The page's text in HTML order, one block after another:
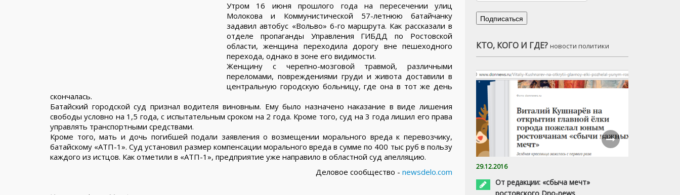
Утром 16 июня прошлого года на пересечении улиц
Молокова и Коммунистической 57-летнюю батайчанку
задавил автобус «Вольво» 6-го маршрута. Как рассказали в
отделе пропаганды Управления ГИБДД по Ростовской
области, женщина переходила дорогу вне пешеходного
перехода, однако в зоне его видимости.
Женщину с черепно-мозговой травмой, различными
переломами, повреждениями груди и живота доставили в
центральную городскую больницу, где она в тот же день
скончалась.
Батайский городской суд признал водителя виновным. Ему было назначено наказание в виде лишения
свободы условно на 1,5 года, с испытательным сроком на 2 года. Кроме того, суд на 3 года лишил его права
управлять транспортными средствами.
Кроме того, мать и дочь погибшей подали заявления о возмещении морального вреда к перевозчику,
батайскому «АТП-1». Суд установил размер компенсации морального вреда в сумме по 400 тыс руб в пользу
каждого из истцов. Как отметили в «АТП-1», предприятие уже направило в областной суд апелляцию.
Деловое сообщество - newsdelo.com
КТО, КОГО И ГДЕ? новости политики
29.12.2016
От редакции: «сбыча мечт»